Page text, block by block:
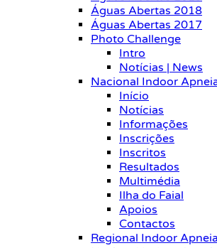
Águas Abertas 2018
Águas Abertas 2017
Photo Challenge
Intro
Notícias | News
Nacional Indoor
Início
Notícias
Informações
Inscrições
Inscritos
Resultados
Multimédia
Ilha do Faial
Apoios
Contactos
Regional Indoor